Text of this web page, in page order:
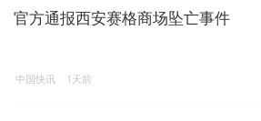
官方通报西安赛格商场坠亡事件
中国快讯 1天前